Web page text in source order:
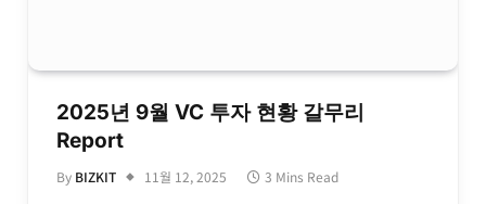
2025년 9월 VC 투자 현황 갈무리
Report
By BIZKIT 11월 12, 2025 3 Mins Read